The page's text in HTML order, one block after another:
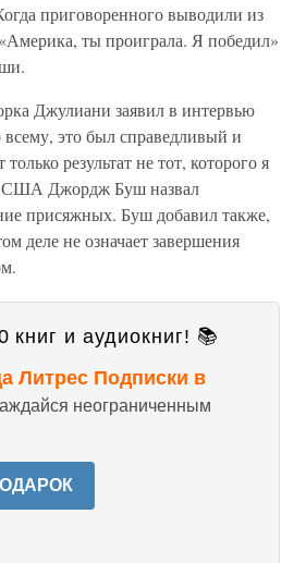
приговоренного выводили из
«Америка, ты проиграла. Я победил»
Джулиани заявил в интервью
это был справедливый и
результат не тот, которого я
США Джордж Буш назвал
присяжных. Буш добавил также,
деле не означает завершения
книг и аудиокниг! 📚
Литрес Подписки в
неограниченным